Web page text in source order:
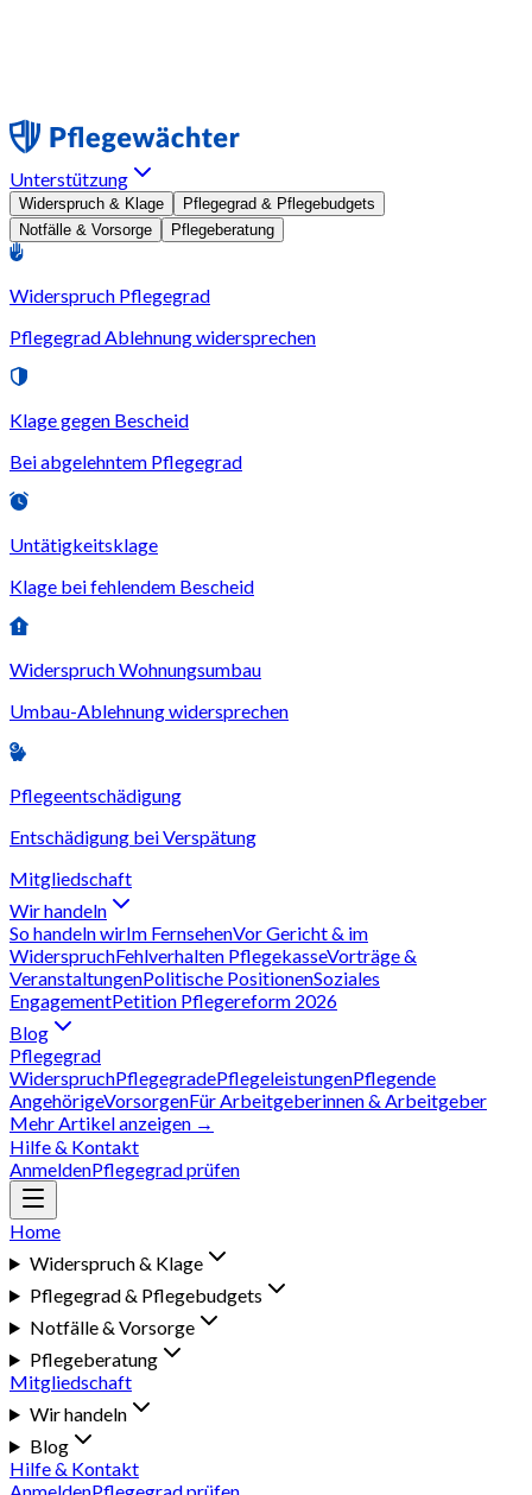
Unterstützung
Widerspruch & Klage
Pflegegrad & Pflegebudgets
Notfälle & Vorsorge
Pflegeberatung
Widerspruch Pflegegrad
Pflegegrad Ablehnung widersprechen
Klage gegen Bescheid
Bei abgelehntem Pflegegrad
Untätigkeitsklage
Klage bei fehlendem Bescheid
Widerspruch Wohnungsumbau
Umbau-Ablehnung widersprechen
Pflegeentschädigung
Entschädigung bei Verspätung
Mitgliedschaft
Wir handeln
So handeln wirIm FernsehenVor Gericht & im
WiderspruchFehlverhalten PflegekasseVorträge &
VeranstaltungenPolitische PositionenSoziales
EngagementPetition Pflegereform 2026
Blog
Pflegegrad
WiderspruchPflegegradePflegeleistungenPflegende
AngehörigeVorsorgenFür Arbeitgeberinnen & Arbeitgeber
Mehr Artikel anzeigen →
Hilfe & Kontakt
AnmeldenPflegegrad prüfen
Home
Widerspruch & Klage
Pflegegrad & Pflegebudgets
Notfälle & Vorsorge
Pflegeberatung
Mitgliedschaft
Wir handeln
Blog
Hilfe & Kontakt